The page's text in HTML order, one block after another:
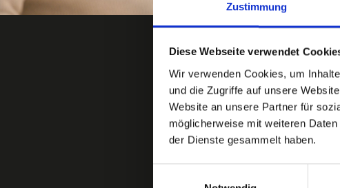
Zustimmung
Diese Webseite verwendet
Wir verwenden Cookies, um
und die Zugriffe auf unsere
Website an unsere Partner für
möglicherweise mit weiteren
der Dienste gesammelt haben.